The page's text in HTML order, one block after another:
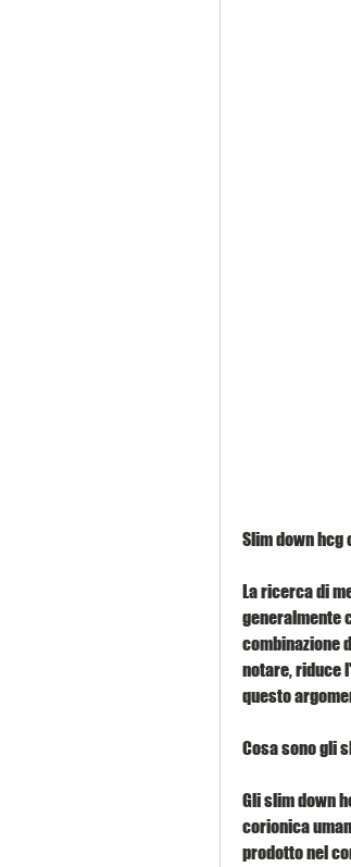
Slim down hcg
La ricerca di
generalmente
combinazione
notare, riduce
questo
Cosa sono gli
Gli slim down
corionica
prodotto nel